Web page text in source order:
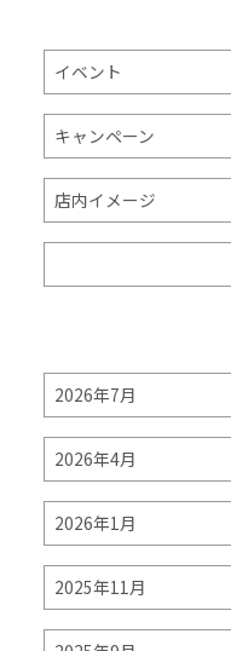
イベント
キャンペーン
店内イメージ
2026年7月
2026年4月
2026年1月
2025年11月